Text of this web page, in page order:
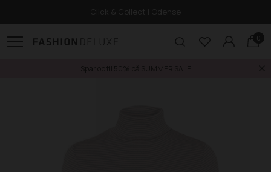
Click & Collect i Odense
0